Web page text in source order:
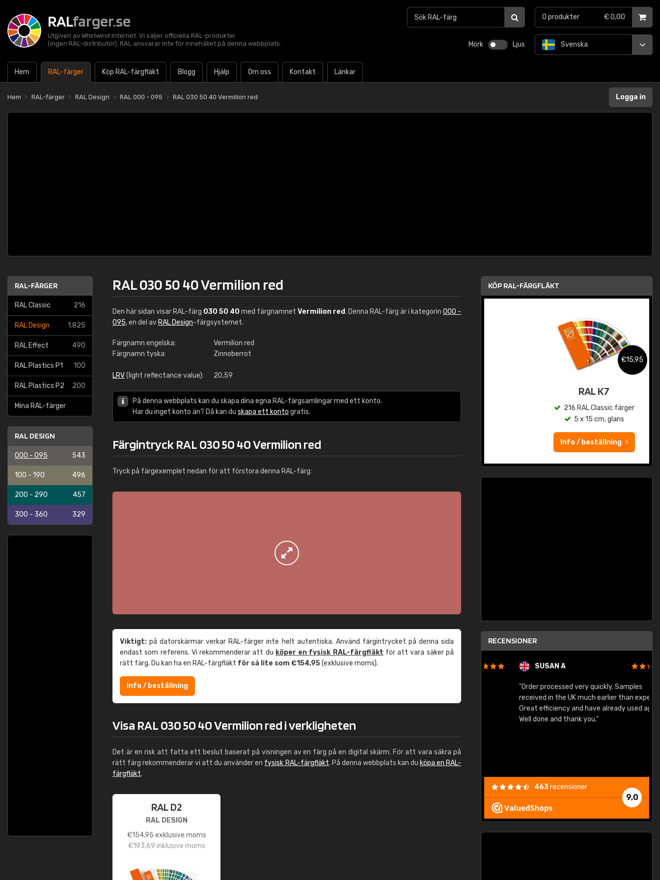
RALfarger.se
Utgiven av Whirlwind Internet. Vi säljer officiella RAL-produkter
(ingen RAL-distributör). RAL ansvarar inte för innehållet på denna webbplats.
Mörk Ljus
Hem RAL-färger Köp RAL-färgfläkt Blogg Hjälp Om oss Kontakt Länkar
Svenska
0 produkter € 0,00
Hem RAL-färger RAL Design RAL 000 - 095 RAL 030 50 40 Vermilion red Logga in
RAL-FÄRGER
RAL Classic 216
RAL Design 1.825
RAL Effect 490
RAL Plastics P1 100
RAL Plastics P2 200
Mina RAL-färger
RAL DESIGN
000 - 095 543
100 - 190 496
200 - 290 457
300 - 360 329
RAL 030 50 40 Vermilion red
Den här sidan visar RAL-färg 030 50 40 med färgnamnet Vermilion red. Denna RAL-färg är i kategorin 000 -
095, en del av RAL Design-färgsystemet.
Färgnamn engelska:
Vermilion red
Färgnamn tyska:
Zinnoberrot
LRV(light reflectance value): 20,59
På denna webbplats kan du skapa dina egna RAL-färgsamlingar med ett konto.
Har du inget konto än? Då kan du skapa ett konto gratis.
Färgintryck RAL 030 50 40 Vermilion red
Tryck på färgexemplet nedan för att förstora denna RAL-färg:
Viktigt: på datorskärmar verkar RAL-färger inte helt autentiska. Använd färgintrycket på denna sida
endast som referens. Vi rekommenderar att du köper en fysisk RAL-färgfläkt för att vara säker på
rätt färg. Du kan ha en RAL-färgfläkt för så lite som €154,95(exklusive moms).
Info / beställning
Visa RAL 030 50 40 Vermilion red i verkligheten
Det är en risk att fatta ett beslut baserat på visningen av en färg på en digital skärm. För att vara säkra på
rätt färg rekommenderar vi att du använder en fysisk RAL-färgfläkt. På denna webbplats kan du köpa en RAL-
färgfläkt.
RAL D2
RAL DESIGN
€154,95 exklusive moms
€193,69 inklusive moms
KÖP RAL-FÄRGFLÄKT
RAL K7 vattenbaserad
€15,95
RAL K7
216 RAL Classic färger
5 x 15 cm, glans
Info / beställning
RECENSIONER
Leinster Home and
SUSAN A
"Order processed very quickly. Samples
received in the UK much earlier than expected.
Great efficiency and have already used again.
Well done and thank you."
9,0
463recensioner